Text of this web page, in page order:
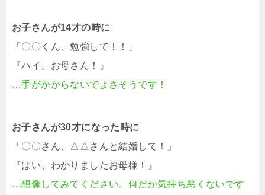
お子さんが14才の時に
「〇〇くん、勉強して！！」
『ハイ、お母さん！』
…手がかからないでよさそうです！
お子さんが30才になった時に
「〇〇さん、△△さんと結婚して！」
『はい、わかりましたお母様！』
…想像してみてください。何だか気持ち悪くないです